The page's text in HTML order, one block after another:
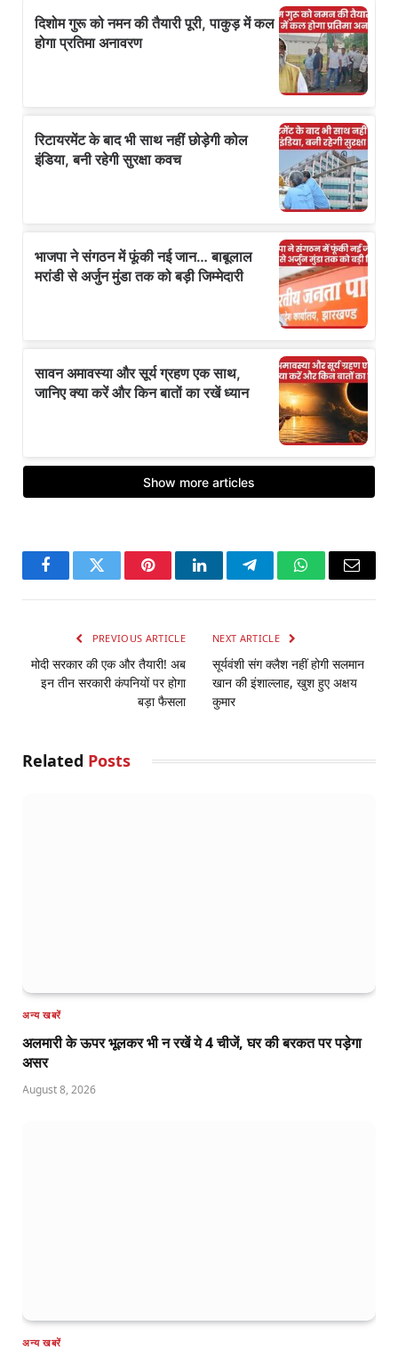
FacebookTwitter PinterestLinkedInTelegramWhatsApp
Email
PREVIOUS ARTICLE
मोदी सरकार की एक और तैयारी! अब
इन तीन सरकारी कंपनियों पर होगा
बड़ा फैसला
NEXT ARTICLE
सूर्यवंशी संग क्‍लैश नहीं होगी सलमान
खान की इंशाल्‍लाह, खुश हुए अक्षय
कुमार
Related Posts
अन्य खबरें
अलमारी के ऊपर भूलकर भी न रखें ये 4 चीजें, घर की बरकत पर पड़ेगा
असर
August 8, 2026
अन्य खबरें